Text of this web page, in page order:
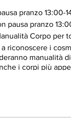
pranzo 13:00-
pausa pranzo
Corpo per
a riconoscere i
manualità
i corpi più
– differenze e
Philip Martin’s: